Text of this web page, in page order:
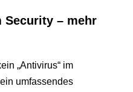
Security – mehr
„Antivirus“ im
umfassendes